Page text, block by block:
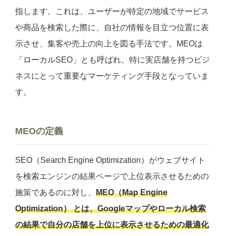
指します。これは、ユーザーが特定の地域でサービス
や商品を検索した際に、自社の情報を目立つ位置に表
示させ、集客や売上の向上を図る手法です。MEOは
「ローカルSEO」とも呼ばれ、特に実店舗を持つビジ
ネスにとって重要なマーケティング手段となっていま
す。
MEOの定義
SEO（Search Engine Optimization）がウェブサイト
を検索エンジンの結果ページで上位表示させるための
施策であるのに対し、 MEO（Map Engine
Optimization）とは、Googleマップやローカル検索
の結果で自分の店舗を上位に表示させるための最適化